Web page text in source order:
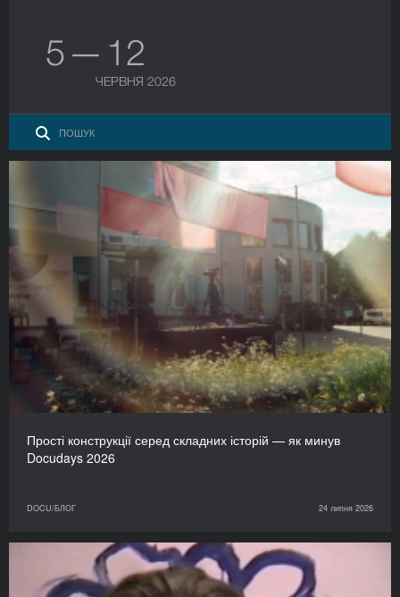
5 — 12
ЧЕРВНЯ 2026
Прості конструкції серед складних історій — як минув
Docudays 2026
DOCU/БЛОГ 24 липня 2026